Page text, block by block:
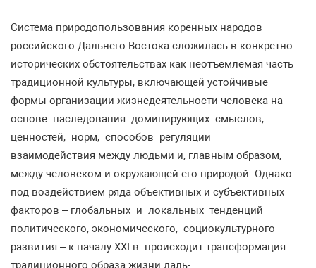
Система природопользования коренных народов
российского Дальнего Востока сложилась в конкретно-
исторических обстоятельствах как неотъемлемая часть
традиционной культуры, включающей устойчивые
формы организации жизнедеятельности человека на
основе наследования доминирующих смыслов,
ценностей, норм, способов регуляции
взаимодействия между людьми и, главным образом,
между человеком и окружающей его природой. Однако
под воздействием ряда объективных и субъективных
факторов – глобальных и локальных тенденций
политического, экономического, социокультурного
развития – к началу ХХI в. происходит трансформация
традиционного образа жизни даль-